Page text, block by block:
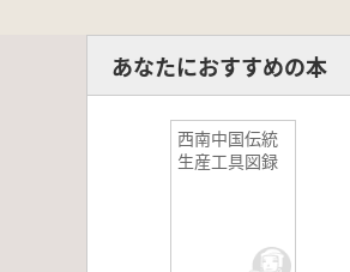
あなたにおすすめの本
西南中国伝統
生産工具図録